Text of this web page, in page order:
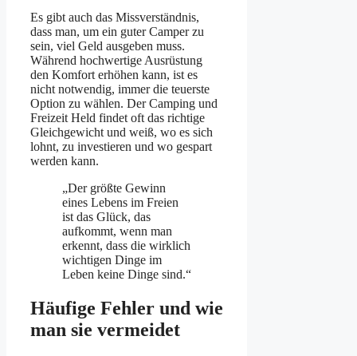
Es gibt auch das Missverständnis,
dass man, um ein guter Camper zu
sein, viel Geld ausgeben muss.
Während hochwertige Ausrüstung
den Komfort erhöhen kann, ist es
nicht notwendig, immer die teuerste
Option zu wählen. Der Camping und
Freizeit Held findet oft das richtige
Gleichgewicht und weiß, wo es sich
lohnt, zu investieren und wo gespart
werden kann.
„Der größte Gewinn
eines Lebens im Freien
ist das Glück, das
aufkommt, wenn man
erkennt, dass die wirklich
wichtigen Dinge im
Leben keine Dinge sind.“
Häufige Fehler und wie
man sie vermeidet